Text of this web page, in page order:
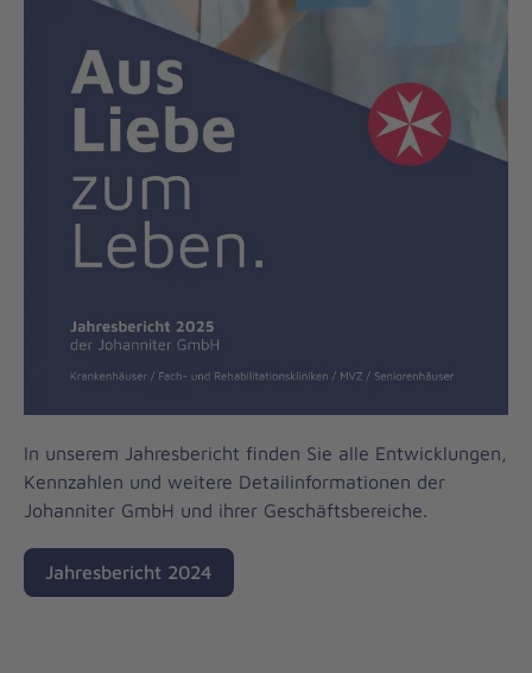
In unserem Jahresbericht finden Sie alle Entwicklungen,
Kennzahlen und weitere Detailinformationen der
Johanniter GmbH und ihrer Geschäftsbereiche.
Jahresbericht 2024